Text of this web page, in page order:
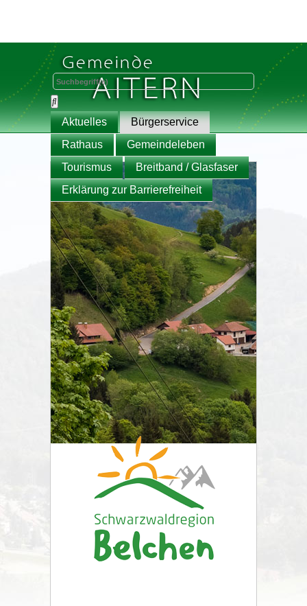
Aktuelles
Bürgerservice
Rathaus
Gemeindeleben
Tourismus
Breitband / Glasfaser
Erklärung zur Barrierefreiheit